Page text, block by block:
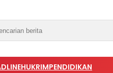
HUKRIMPENDIDIKAN